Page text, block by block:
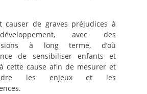
causer de graves préjudices à
avec des
à long terme, d’où
de sensibiliser enfants et
cette cause afin de mesurer et
les enjeux et les